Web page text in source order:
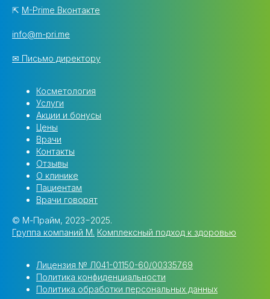
⇱ M-Prime Вконтакте
info@m-pri.me
✉ Письмо директору
Косметология
Услуги
Акции и бонусы
Цены
Врачи
Контакты
Отзывы
О клинике
Пациентам
Врачи говорят
© М-Прайм, 2023−2025.
Группа компаний M. Комплексный подход к здоровью
Лицензия № Л041-01150-60/00335769
Политика конфиденциальности
Политика обработки персональных данных